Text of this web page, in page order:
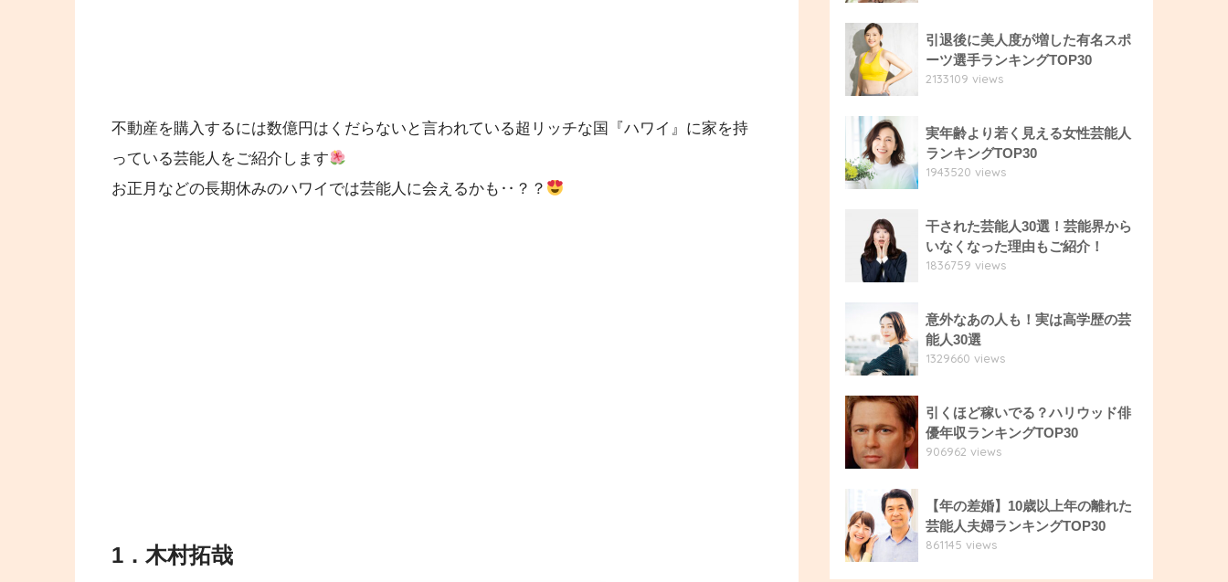
不動産を購入するには数億円はくだらないと言われている超リッチな国『ハワイ』に家を持
っている芸能人をご紹介します
お正月などの長期休みのハワイでは芸能人に会えるかも‥？？
1．木村拓哉
引退後に美人度が増した有名スポ
ーツ選手ランキングTOP30
2133109 views
実年齢より若く見える女性芸能人
ランキングTOP30
1943520 views
干された芸能人30選！芸能界から
いなくなった理由もご紹介！
1836759 views
意外なあの人も！実は高学歴の芸
能人30選
1329660 views
引くほど稼いでる？ハリウッド俳
優年収ランキングTOP30
906962 views
【年の差婚】10歳以上年の離れた
芸能人夫婦ランキングTOP30
861145 views